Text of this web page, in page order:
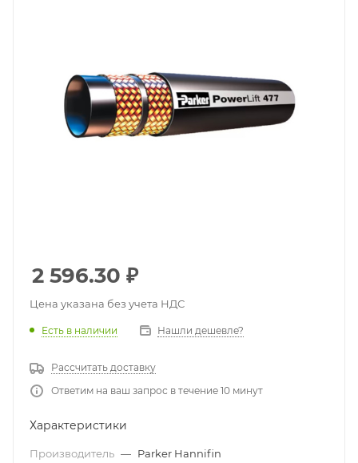
2 596.30 ₽
Цена указана без учета НДС
Есть в наличии Нашли дешевле?
Рассчитать доставку
Ответим на ваш запрос в течение 10 минут
Характеристики
Производитель — Parker Hannifin